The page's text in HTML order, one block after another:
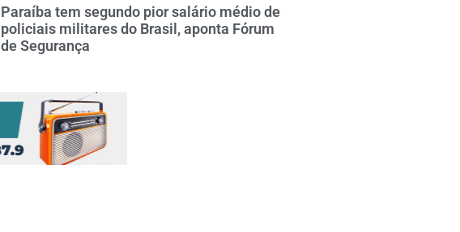
Paraíba tem segundo pior salário médio de
policiais militares do Brasil, aponta Fórum
de Segurança